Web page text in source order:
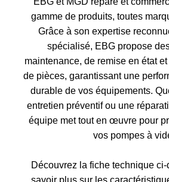
gamme de produits, toutes
Grâce à son expertise
spécialisé, EBG propose
maintenance, de remise en état
de pièces, garantissant une
durable de vos équipements.
entretien préventif ou une
équipe met tout en œuvre pour
vos pompes à
Découvrez la fiche technique
savoir plus sur les